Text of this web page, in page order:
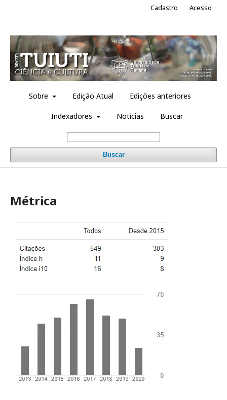
Sobre Edição Atual Edições anteriores
Indexadores Notícias Buscar
Buscar
Cadastro Acesso
Métrica